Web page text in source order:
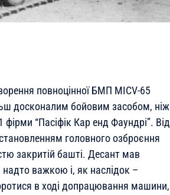
повноцінної БМП MICV-65
досконалим бойовим засобом, ніж
“Пасіфік Кар енд Фаундрі”. Від
головного озброєння
закритій башті. Десант мав
важкою і, як наслідок –
в ході допрацювання машини,